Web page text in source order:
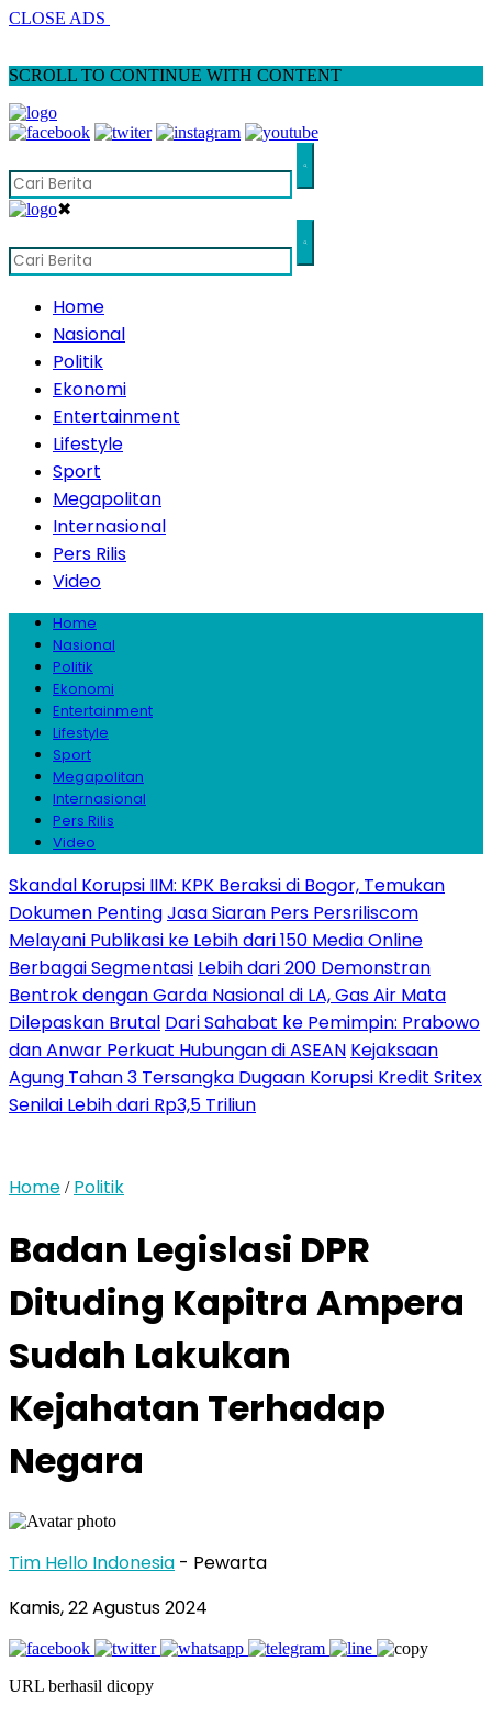
CLOSE ADS
SCROLL TO CONTINUE WITH CONTENT
✖
Home
Nasional
Politik
Ekonomi
Entertainment
Lifestyle
Sport
Megapolitan
Internasional
Pers Rilis
Video
Home
Nasional
Politik
Ekonomi
Entertainment
Lifestyle
Sport
Megapolitan
Internasional
Pers Rilis
Video
Skandal Korupsi IIM: KPK Beraksi di Bogor, Temukan
Dokumen PentingJasa Siaran Pers Persriliscom
Melayani Publikasi ke Lebih dari 150 Media Online
Berbagai Segmentasi Lebih dari 200 Demonstran
Bentrok dengan Garda Nasional di LA, Gas Air Mata
Dilepaskan Brutal Dari Sahabat ke Pemimpin: Prabowo
dan Anwar Perkuat Hubungan di ASEAN Kejaksaan
Agung Tahan 3 Tersangka Dugaan Korupsi Kredit Sritex
Senilai Lebih dari Rp3,5 Triliun
Home / Politik
Badan Legislasi DPR
Dituding Kapitra Ampera
Sudah Lakukan
Kejahatan Terhadap
Negara
Tim Hello Indonesia - Pewarta
Kamis, 22 Agustus 2024
URL berhasil dicopy